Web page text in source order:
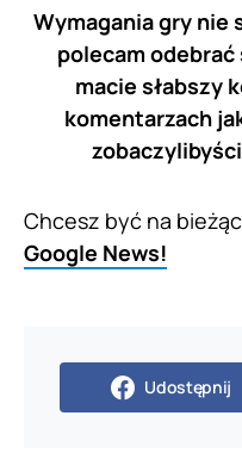
Wymagania gry nie
polecam
macie słabszy
komentarzach
Chcesz być na
Google News!
Udostępnij